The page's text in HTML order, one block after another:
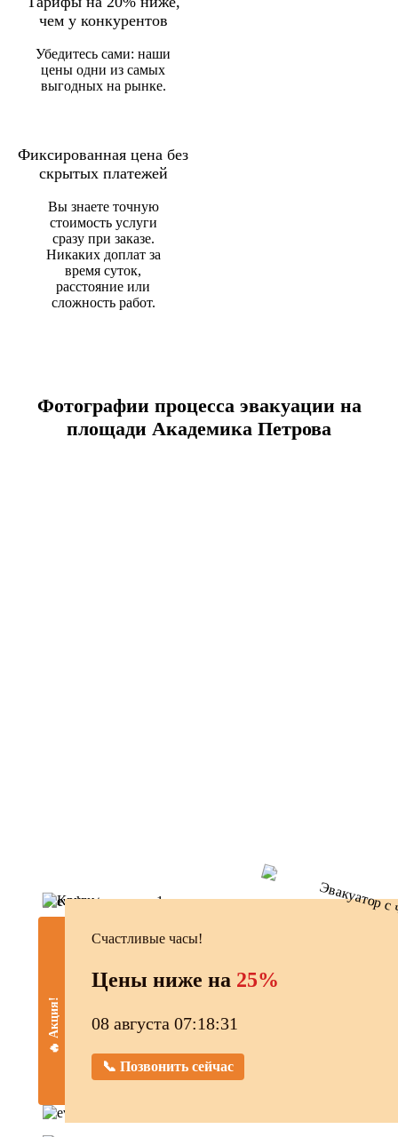
🔥 Акция!
Счастливые часы!
Цены ниже на 25%
08 августа 07:18:32
📞 Позвонить сейчас
чем у конкурентов
Убедитесь сами: наши
цены одни из самых
выгодных на рынке.
Фиксированная цена без
скрытых платежей
Вы знаете точную
стоимость услуги
сразу при заказе.
Никаких доплат за
время суток,
расстояние или
сложность работ.
Фотографии процесса эвакуации на
площади Академика Петрова